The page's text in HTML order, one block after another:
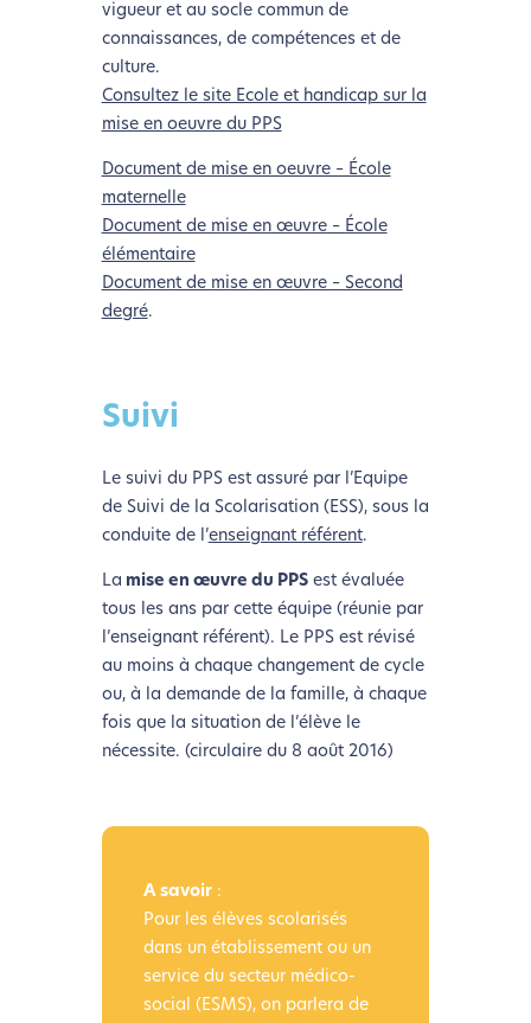
vigueur et au socle commun de
connaissances, de compétences et de
culture.
Consultez le site Ecole et handicap sur la
mise en oeuvre du PPS
Document de mise en oeuvre – École
maternelle
Document de mise en œuvre – École
élémentaire
Document de mise en œuvre – Second
degré.
Suivi
Le suivi du PPS est assuré par l’Equipe
de Suivi de la Scolarisation (ESS), sous la
conduite de l’enseignant référent.
La mise en œuvre du PPSest évaluée
tous les ans par cette équipe (réunie par
l’enseignant référent). Le PPS est révisé
au moins à chaque changement de cycle
ou, à la demande de la famille, à chaque
fois que la situation de l’élève le
nécessite. (circulaire du 8 août 2016)
A savoir:
Pour les élèves scolarisés
dans un établissement ou un
service du secteur médico-
social (ESMS), on parlera de